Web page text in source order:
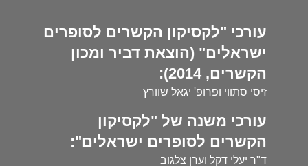
עורכי "לקסיקון הקשרים לסופרים
ישראלים" (הוצאת דביר ומכון
הקשרים, 2014):
זיסי סתווי ופרופ' יגאל שוורץ
עורכי משנה של "לקסיקון
הקשרים לסופרים ישראלים":
ד"ר יעלי דקל וערן צלגוב